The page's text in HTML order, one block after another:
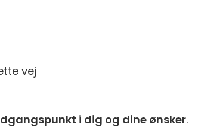
vej
i dig og dine ønsker.